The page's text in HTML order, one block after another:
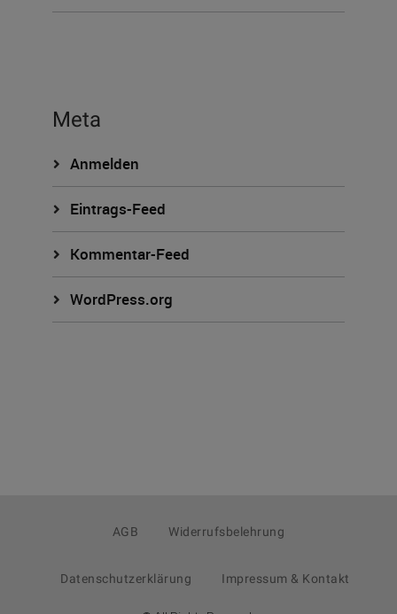
Meta
Anmelden
Eintrags-Feed
Kommentar-Feed
WordPress.org
AGB Widerrufsbelehrung
Datenschutzerklärung Impressum & Kontakt